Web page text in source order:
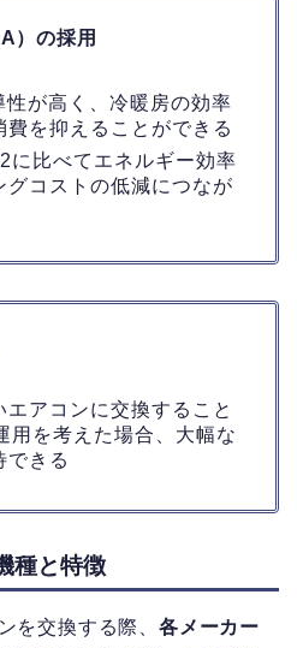
）の採用
が高く、冷暖房の効率
費を抑えることができる
に比べてエネルギー効率
グコストの低減につなが
アコンに交換すること
用を考えた場合、大幅な
できる
種と特徴
を交換する際、各メーカー